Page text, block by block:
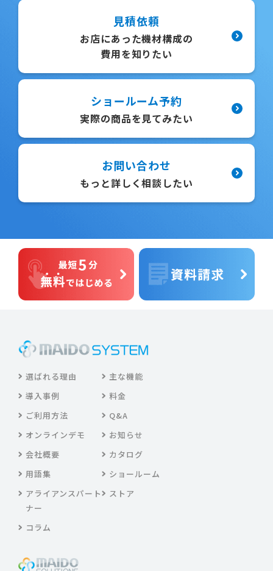
見積依頼
お店にあった機材構成の
費用を知りたい
ショールーム予約
実際の商品を見てみたい
お問い合わせ
もっと詳しく相談したい
選ばれる理由
主な機能
導入事例
料金
ご利用方法
Q&A
オンラインデモ
お知らせ
会社概要
カタログ
用語集
ショールーム
アライアンスパート
ナー
ストア
コラム